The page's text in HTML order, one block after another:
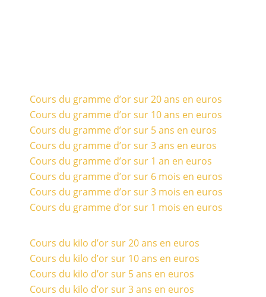
Cours du gramme d’or sur 20 ans en euros
Cours du gramme d’or sur 10 ans en euros
Cours du gramme d’or sur 5 ans en euros
Cours du gramme d’or sur 3 ans en euros
Cours du gramme d’or sur 1 an en euros
Cours du gramme d’or sur 6 mois en euros
Cours du gramme d’or sur 3 mois en euros
Cours du gramme d’or sur 1 mois en euros
Cours du kilo d’or sur 20 ans en euros
Cours du kilo d’or sur 10 ans en euros
Cours du kilo d’or sur 5 ans en euros
Cours du kilo d’or sur 3 ans en euros